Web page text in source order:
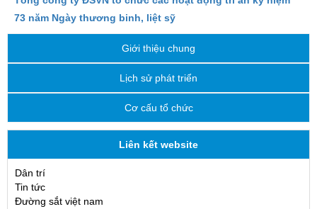
73 năm Ngày thương binh, liệt sỹ
Giới thiệu chung
Lịch sử phát triển
Cơ cấu tổ chức
Liên kết website
Dân trí
Tin tức
Đường sắt việt nam